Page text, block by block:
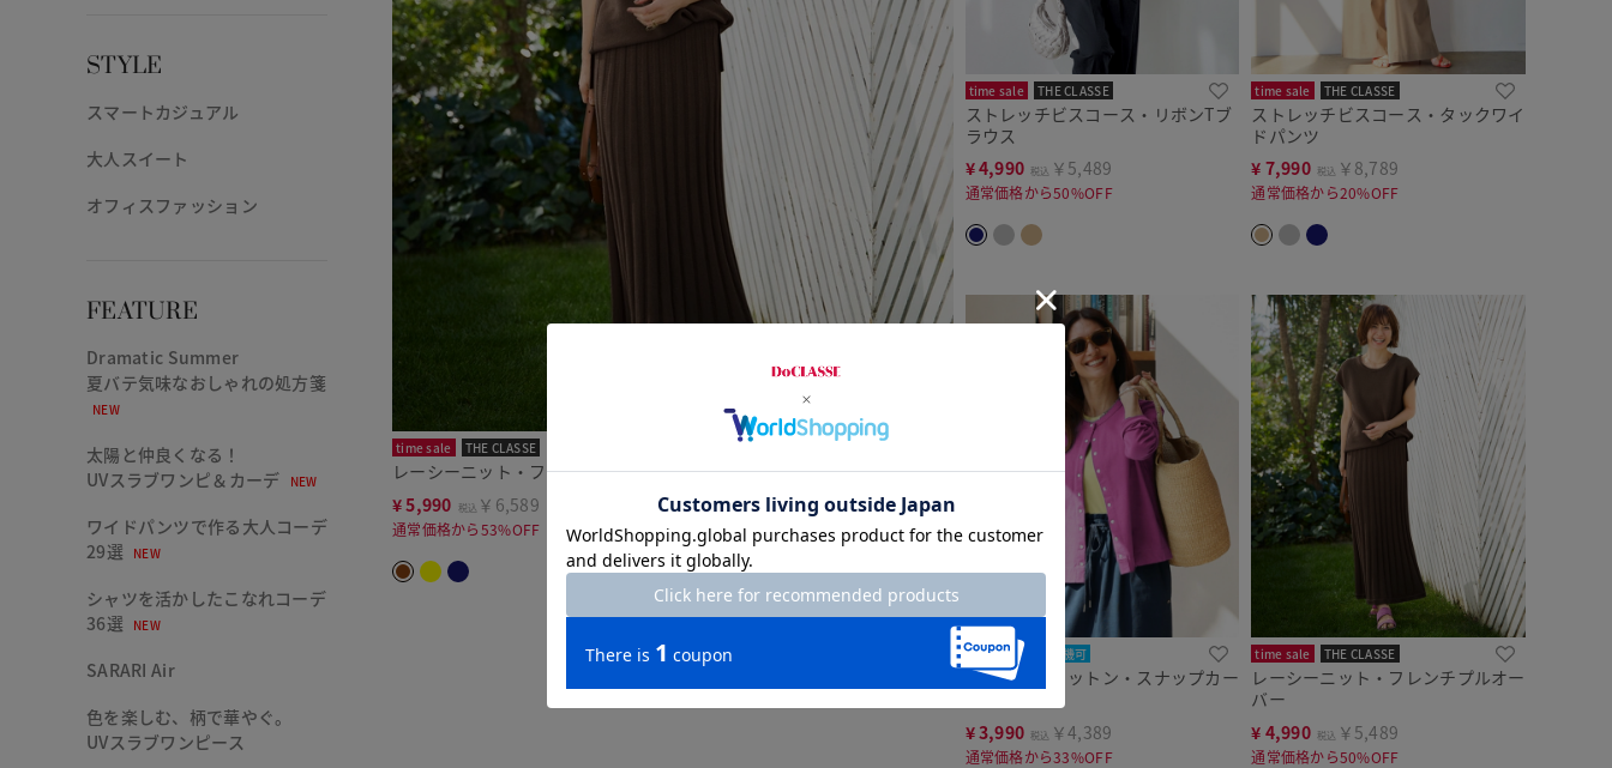
STYLE
スマートカジュアル
大人スイート
オフィスファッション
FEATURE
Dramatic Summer
夏バテ気味なおしゃれの処方箋
NEW
太陽と仲良くなる！
UVスラブワンピ＆カーデ
NEW
ワイドパンツで作る大人コーデ
29選
NEW
シャツを活かしたこなれコーデ
36選
NEW
SARARI Air
色を楽しむ、柄で華やぐ。
UVスラブワンピース
time sale THE CLASSE
レーシーニット・フレアスカート
¥5,990 税込 ￥6,589
通常価格から53%OFF
time sale THE CLASSE
ストレッチビスコース・リボンTブ
ラウス
¥4,990 税込 ￥5,489
通常価格から50%OFF
time sale THE CLASSE
ストレッチビスコース・タックワイ
ドパンツ
¥ 7,990 税込 ￥8,789
通常価格から20%OFF
time sale 洗濯機可
高密度シルコットン・スナップカー
¥3,990 税込 ￥4,389
通常価格から33%OFF
time sale THE CLASSE
レーシーニット・フレンチプルオー
バー
¥ 4,990 税込 ￥5,489
通常価格から50%OFF